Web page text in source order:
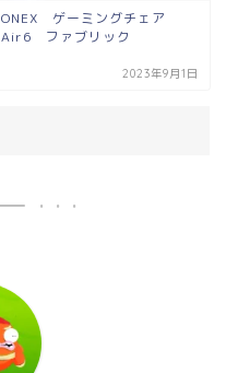
ONEX ゲーミングチェア
Air6 ファブリック
2023年9月1日